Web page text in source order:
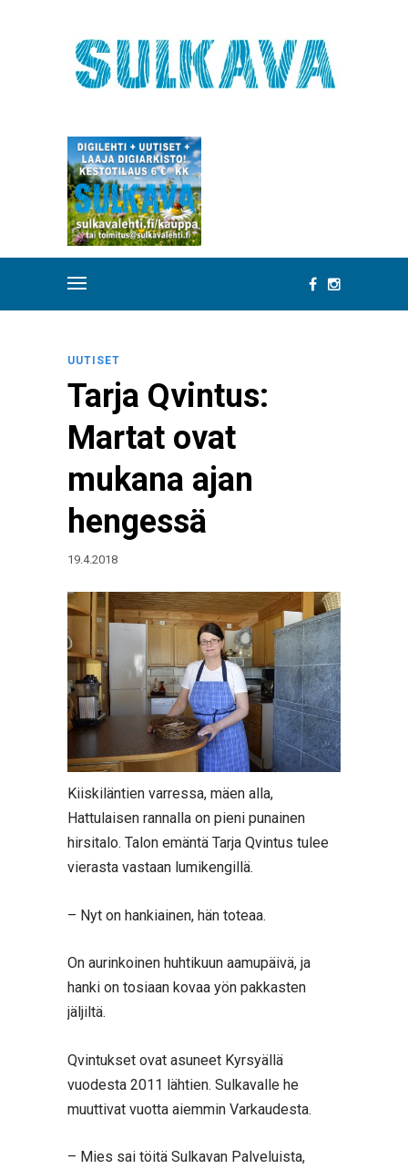
UUTISET
Tarja Qvintus:
Martat ovat
mukana ajan
hengessä
19.4.2018
Kiiskiläntien varressa, mäen alla,
Hattulaisen rannalla on pieni punainen
hirsitalo. Talon emäntä Tarja Qvintus tulee
vierasta vastaan lumikengillä.
– Nyt on hankiainen, hän toteaa.
On aurinkoinen huhtikuun aamupäivä, ja
hanki on tosiaan kovaa yön pakkasten
jäljiltä.
Qvintukset ovat asuneet Kyrsyällä
vuodesta 2011 lähtien. Sulkavalle he
muuttivat vuotta aiemmin Varkaudesta.
– Mies sai töitä Sulkavan Palveluista,